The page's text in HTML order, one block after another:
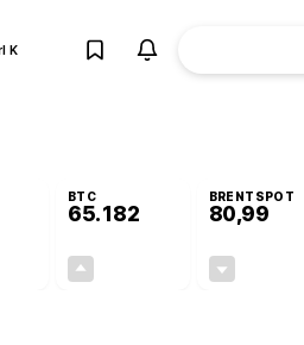
K
BTC
65.182
BRENTSPOT
80,99